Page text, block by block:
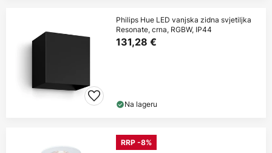
Philips Hue LED vanjska zidna svjetiljka
Resonate, crna, RGBW, IP44
131,28 €
Na lageru
RRP -8%